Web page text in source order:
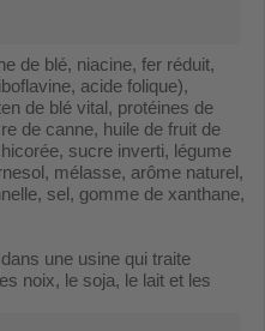
de blé, niacine, fer réduit,
acide folique),
de blé vital, protéines de
de canne, huile de fruit de
sucre inverti, légume
mélasse, arôme naturel,
sel, gomme de xanthane,
une usine qui traite
noix, le soja, le lait et les